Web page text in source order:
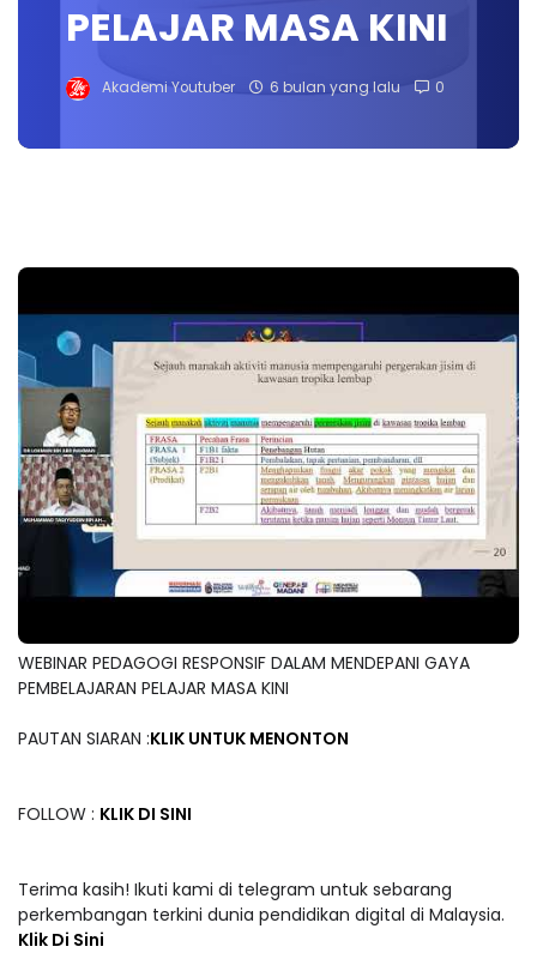
PELAJAR MASA KINI
Akademi Youtuber 6 bulan yang lalu 0
WEBINAR PEDAGOGI RESPONSIF DALAM MENDEPANI GAYA
PEMBELAJARAN PELAJAR MASA KINI
PAUTAN SIARAN :KLIK UNTUK MENONTON
FOLLOW : KLIK DI SINI
Terima kasih! Ikuti kami di telegram untuk sebarang
perkembangan terkini dunia pendidikan digital di Malaysia.
Klik Di Sini